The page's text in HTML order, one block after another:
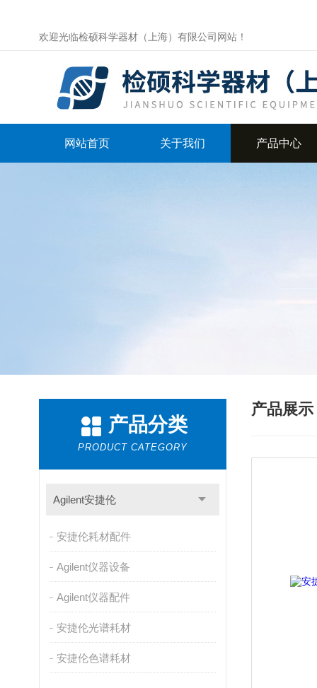
欢迎光临检硕科学器材（上海）有限公司网站！
网站首页 关于我们 产品中心
产品分类
PRODUCT CATEGORY
Agilent安捷伦
安捷伦耗材配件
Agilent仪器设备
Agilent仪器配件
安捷伦光谱耗材
安捷伦色谱耗材
产品展示